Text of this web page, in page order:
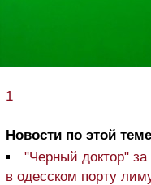
1
Новости по этой
"Черный доктор"
в одесском порту